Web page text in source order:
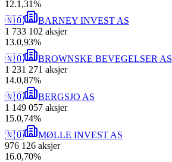
12.1,31%
🇳🇴
BARNEY INVEST AS
1 733 102 aksjer
13.0,93%
🇳🇴
BROWNSKE BEVEGELSER AS
1 231 271 aksjer
14.0,87%
🇳🇴
BERGSJO AS
1 149 057 aksjer
15.0,74%
🇳🇴
MØLLE INVEST AS
976 126 aksjer
16.0,70%